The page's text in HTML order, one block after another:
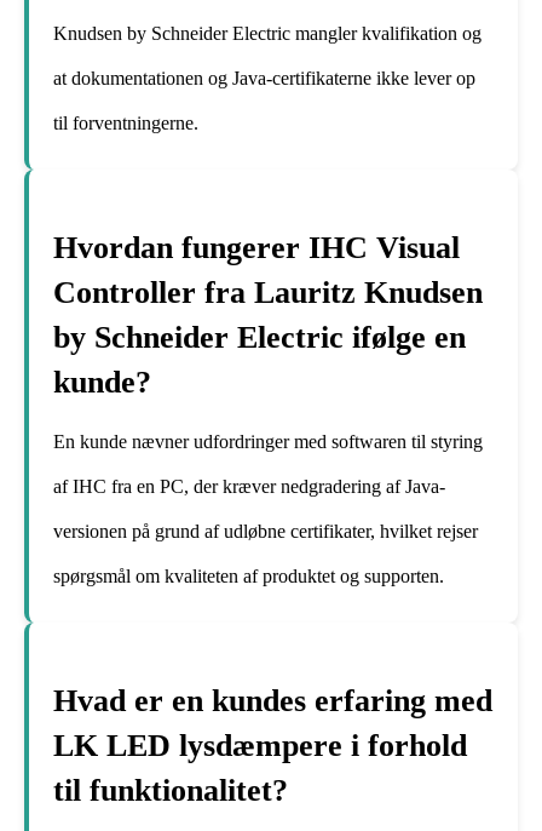
Knudsen by Schneider Electric mangler kvalifikation og
at dokumentationen og Java-certifikaterne ikke lever op
til forventningerne.
Hvordan fungerer IHC Visual
Controller fra Lauritz Knudsen
by Schneider Electric ifølge en
kunde?
En kunde nævner udfordringer med softwaren til styring
af IHC fra en PC, der kræver nedgradering af Java-
versionen på grund af udløbne certifikater, hvilket rejser
spørgsmål om kvaliteten af produktet og supporten.
Hvad er en kundes erfaring med
LK LED lysdæmpere i forhold
til funktionalitet?